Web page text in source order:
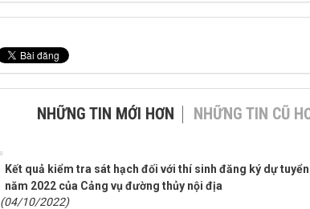
NHỮNG TIN MỚI HƠN NHỮNG TIN CŨ
Kết quả kiểm tra sát hạch đối với thí sinh đăng ký dự
năm 2022 của Cảng vụ đường thủy nội địa
(04/10/2022)